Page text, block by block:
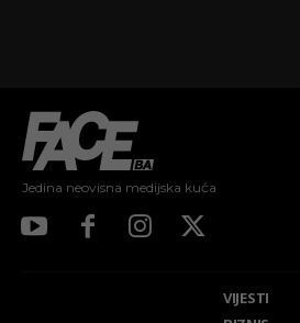
Jedina neovisna medijska kuća
VIJESTI